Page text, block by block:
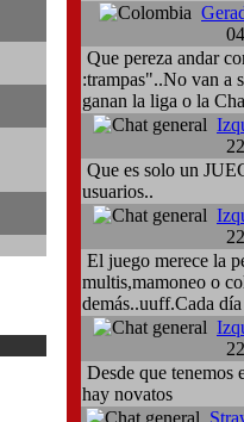
Que pereza andar
:trampas"..No van a
ganan la liga o la
Que es solo un
usuarios..
El juego merece la
multis,mamoneo o
demás..uuff.Cada
Desde que tenemos
hay novatos